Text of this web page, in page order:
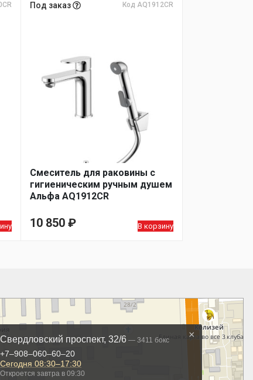
Под заказ Код AQ1912CR
Cмеситель для раковины с
гигиеническим ручным душем
Альфа AQ1912CR
10 850 ₽ В корзину